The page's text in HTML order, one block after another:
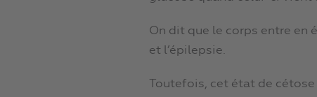
On dit que le corps entre en
et l’épilepsie.
Toutefois, cet état de